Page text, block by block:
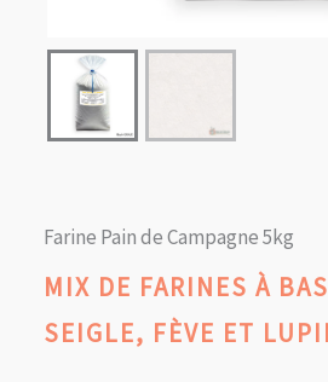
Farine Pain de Campagne 5kg
MIX DE FARINES À
SEIGLE, FÈVE ET